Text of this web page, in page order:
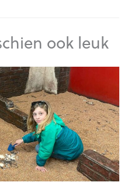
ook leuk